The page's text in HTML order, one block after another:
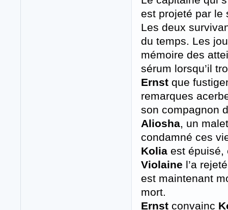
est projeté par le
Les deux
du temps. Les
mémoire des
sérum lorsqu’il
Ernst que
remarques
son compagnon
Aliosha, un
condamné ces
Kolia est épuisé,
Violaine l’a
est maintenant
mort.
Ernst convainc